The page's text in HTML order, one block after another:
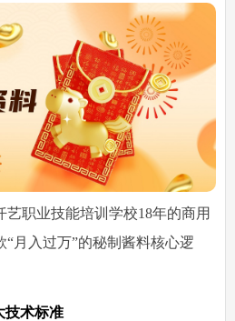
职业技能培训学校18年的商用
月入过万”的秘制酱料核心逻
技术标准